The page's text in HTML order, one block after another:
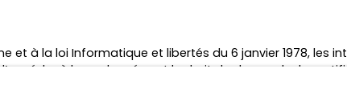
et à la loi Informatique et libertés du 6 janvier 1978, les
à leurs données et le droit de demander la